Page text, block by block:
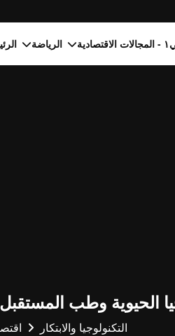
الرياضة ١ - المجالات الاقتصادية
الحيوية وطب المستقبل
التكنولوجيا والابتكار